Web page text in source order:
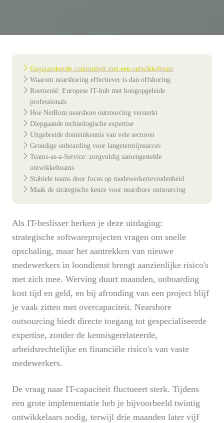
Als IT-beslisser herken je deze uitdaging:
strategische softwareprojecten vragen om snelle
opschaling, maar het aantrekken van nieuwe
medewerkers in loondienst brengt aanzienlijke risico's
met zich mee. Werving duurt maanden, onboarding
kost tijd en geld, en bij afronding van een project blijf
je vaak zitten met overcapaciteit. Nearshore
outsourcing biedt directe toegang tot gespecialiseerde
expertise, zonder de kennisgerelateerde,
arbeidsrechtelijke en financiële risico's van vaste
medewerkers.
De vraag naar IT-capaciteit fluctueert sterk. Tijdens
een grote implementatie heb je bijvoorbeeld twintig
ontwikkelaars nodig, terwijl drie maanden later vijf
Gegarandeerde continuïteit met een ontwikkelteam
Waarom nearshoring effectiever is dan offshoring
Roemenië: Europese IT-hub met hoogopgeleide
professionals
Hoe NetRom nearshore outsourcing versterkt
Diepgaande technologische expertise
Uitgebreide domeinkennis van vele sectoren
Grondige onboarding voor langetermijnsucces
Teams-as-a-Service: zorgvuldig samengestelde
ontwikkelteams
Stabiele teams door focus op medewerkertevredenheid
Maak de strategische keuze voor nearshore outsourcing